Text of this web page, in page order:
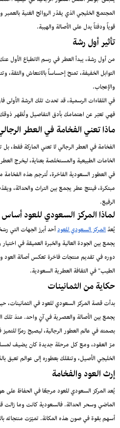
المجتمع الخليجي الذي يقدّر الروائح الغنية
قوياً ودفئاً يدل على الأصالة والهيبة.
تأثير أول رشة
من أول رشة، يبدأ العطر في رسم الانطباع الأول
التوابل الخفيفة، تمنح إحساساً بالانتعاش
والإعجاب.
في اللقاءات الرسمية، قد تحدث تلك الرشة الأولى
فهي تعبّر عن اهتمامك بأدق التفاصيل وتُظهر ذوقك
ماذا تعني الفخامة في العطر
الفخامة في العطر الرجالي لا تعني الماركة
الخامات الطبيعية والمستخلصة بعناية، ليخرج
في العطور السعودية الفاخرة، تُترجم هذه
مبتكرة، فينتج عطر يجمع بين التراث والحداثة،
الرفيع.
لماذا المركز السعودي للعود
يُعدّالمركز السعودي للعودأحد أبرز الجهات التي
يجمع بين الجودة العالية والخبرة العميقة في
دوره في تقديم منتجات فاخرة تعكس أصالة
الطيب” في الثقافة العطرية السعودية.
حكاية من الثمانينات
بدأت قصة المركز السعودي للعود في
يجمع بين الأصالة والعصرية في آنٍ واحد. منذ تلك
بصمته في عالم العطور الرجالية، ليصبح رمزًا
مرّ العقود، ومع كل مرحلة جديدة كان يضيف
الخليجي الأصيل، وتنقلك بعطوره إلى عوالم تعبق
إرث العود والفخامة
يُعد المركز السعودي للعود مرجعًا في الحفاظ على
الماضي وسحر الحداثة. فالسعودية كانت وما زالت
أسهم بقوة في صون هذه المكانة. تميّزت منتجاته